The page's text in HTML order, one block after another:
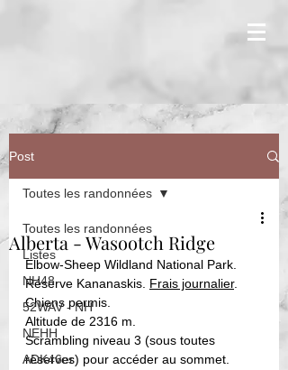
Post
Toutes les randonnées
Listes
NH48
52WAV - NH
NEHH
ADK46er
Toutes les randonnées
Alberta - Wasootch Ridge
Elbow-Sheep Wildland National Park.
Réserve Kananaskis. Frais journalier.
Chiens permis.
Altitude de 2316 m.
Scrambling niveau 3 (sous toutes
réserves) pour accéder au sommet.